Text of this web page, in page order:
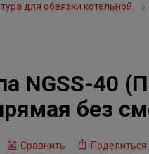
для обвязки котельной
NGSS-40
без
Сравнить Поделиться